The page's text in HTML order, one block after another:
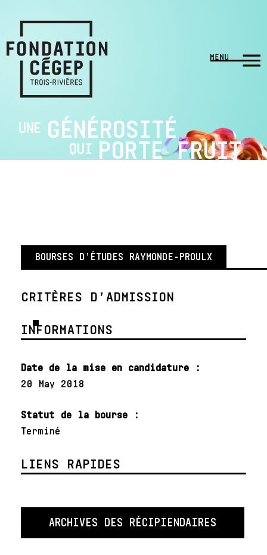
UNE GÉNÉROSITÉ
QUI PORTE FRUIT
BOURSES D’ÉTUDES RAYMONDE-PROULX
CRITÈRES D’ADMISSION
INFORMATIONS
Date de la mise en candidature :
20 May 2018
Statut de la bourse :
Terminé
LIENS RAPIDES
ARCHIVES DES RÉCIPIENDAIRES